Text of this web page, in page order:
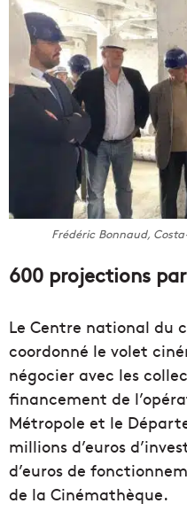
Frédéric Bonnaud,
600 projections
Le Centre national du
coordonné le volet
négocier avec les
financement de
Métropole et le
millions d’euros
d’euros de
de la Cinémathèque.